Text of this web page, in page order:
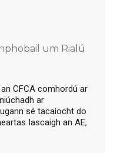
um Rialú
CFCA comhordú ar
ar
sé tacaíocht do
Iascaigh an AE,